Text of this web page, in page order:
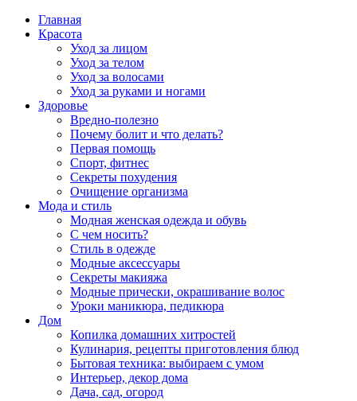
Главная
Красота
Уход за лицом
Уход за телом
Уход за волосами
Уход за руками и ногами
Здоровье
Вредно-полезно
Почему болит и что делать?
Первая помощь
Спорт, фитнес
Секреты похудения
Очищение организма
Мода и стиль
Модная женская одежда и обувь
С чем носить?
Стиль в одежде
Модные аксессуары
Секреты макияжа
Модные прически, окрашивание волос
Уроки маникюра, педикюра
Дом
Копилка домашних хитростей
Кулинария, рецепты приготовления блюд
Бытовая техника: выбираем с умом
Интерьер, декор дома
Дача, сад, огород